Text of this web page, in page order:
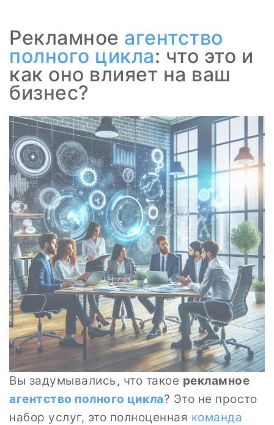
Рекламное агентство
полного цикла: что это и
как оно влияет на ваш
бизнес?
Вы задумывались, что такое рекламное
агентство полного цикла? Это не просто
набор услуг, это полноценная команда